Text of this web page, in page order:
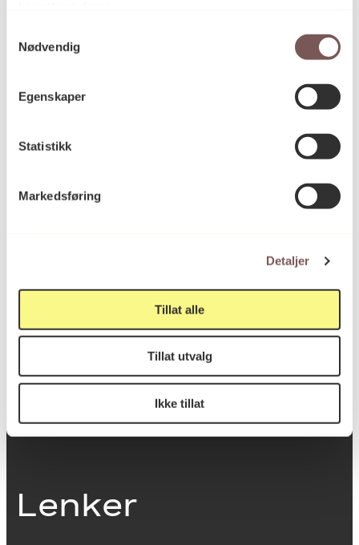
Nødvendig
Egenskaper
Statistikk
Markedsføring
Detaljer
Tillat alle
Tillat utvalg
Ikke tillat
Besøksadresse
Victoria Terrasse 11
0251 Oslo
Viktig info
Utbetaling og fakturering
Om opphavsrett
Dokumentasjonsskjema
Last ned logo
Lenker